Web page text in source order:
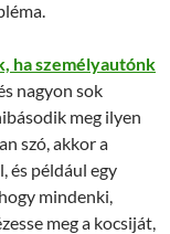
ha személyautónk
nagyon sok
meg ilyen
szó, akkor a
és például egy
mindenki,
meg a kocsiját,